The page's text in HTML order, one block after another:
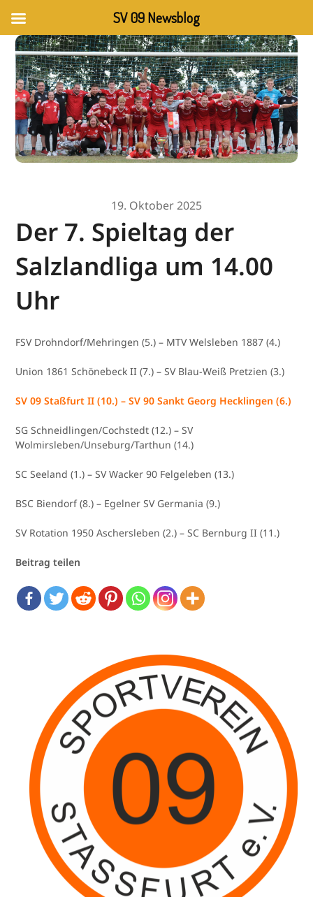
19. Oktober 2025
Der 7. Spieltag der
Salzlandliga um 14.00
Uhr
FSV Drohndorf/Mehringen (5.) – MTV Welsleben 1887 (4.)
Union 1861 Schönebeck II (7.) – SV Blau-Weiß Pretzien (3.)
SV 09 Staßfurt II (10.) – SV 90 Sankt Georg Hecklingen (6.)
SG Schneidlingen/Cochstedt (12.) – SV
Wolmirsleben/Unseburg/Tarthun (14.)
SC Seeland (1.) – SV Wacker 90 Felgeleben (13.)
BSC Biendorf (8.) – Egelner SV Germania (9.)
SV Rotation 1950 Aschersleben (2.) – SC Bernburg II (11.)
Beitrag teilen
SV 09 Newsblog